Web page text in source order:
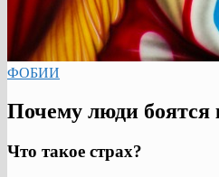
ФОБИИ
Почему люди боятся
Что такое страх?